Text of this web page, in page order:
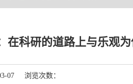
在科研的道路上与乐观
07 浏览次数：